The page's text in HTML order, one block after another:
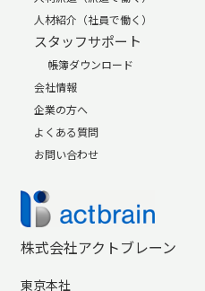
人材紹介（社員で働く）
スタッフサポート
帳簿ダウンロード
会社情報
企業の方へ
よくある質問
お問い合わせ
株式会社アクトブレーン
東京本社